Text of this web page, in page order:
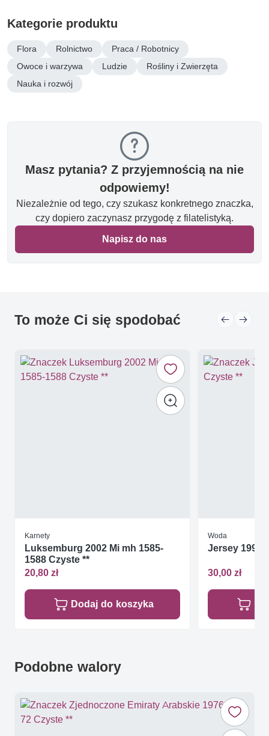
Kategorie produktu
Flora Rolnictwo
Praca / Robotnicy
Owoce i warzywa
Ludzie
Rośliny i Zwierzęta
Nauka i rozwój
Masz pytania? Z przyjemnością na nie
odpowiemy!
Niezależnie od tego, czy szukasz konkretnego znaczka,
czy dopiero zaczynasz przygodę z filatelistyką.
Napisz do nas
To może Ci się spodobać
Karnety
Luksemburg 2002 Mi mh 1585-
1588 Czyste **
20,80 zł
Dodaj do koszyka
Woda
Jersey 1996
30,00 zł
Podobne walory